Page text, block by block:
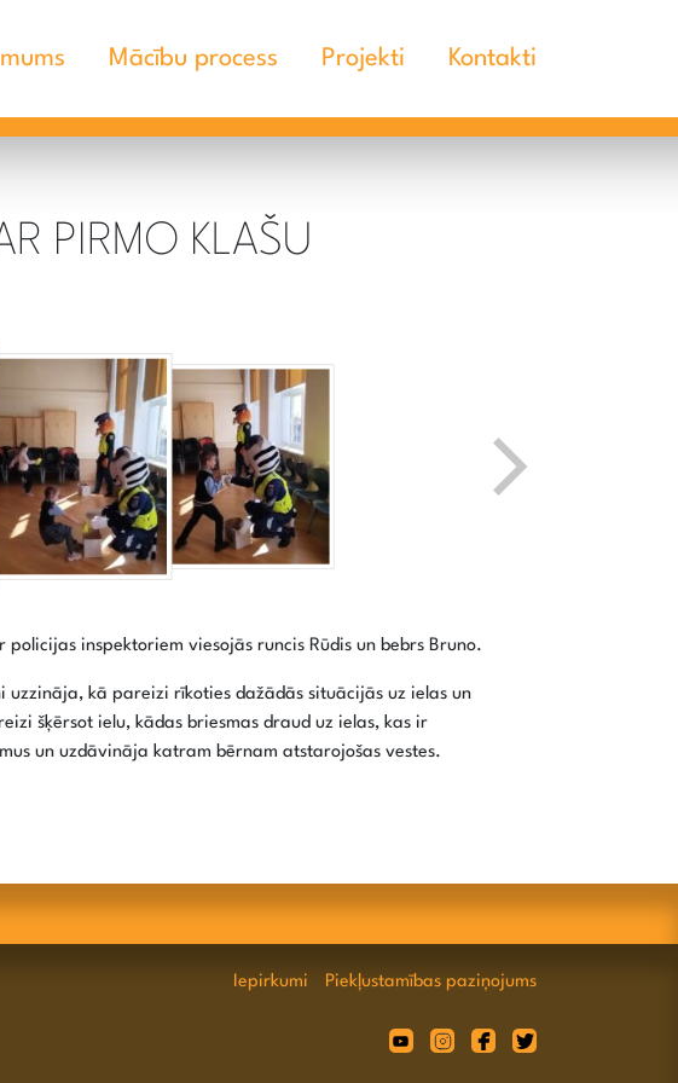
Mācību process Projekti Kontakti
PIRMO KLAŠU
inspektoriem viesojās runcis Rūdis un bebrs Bruno.
kā pareizi rīkoties dažādās situācijās uz ielas un
šķērsot ielu, kādas briesmas draud uz ielas, kas ir
un uzdāvināja katram bērnam atstarojošas vestes.
Iepirkumi Piekļustamības paziņojums